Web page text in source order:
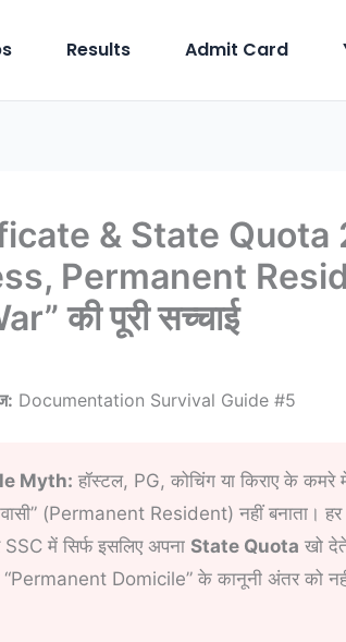
Results Admit Card
& State Quota
Permanent
की पूरी सच्चाई
Documentation Survival Guide #5
Myth: हॉस्टल, PG, कोचिंग या किराए के कमरे
(Permanent Resident) नहीं बनाता।
में सिर्फ इसलिए अपना State Quota खो
Domicile” के कानूनी अंतर को